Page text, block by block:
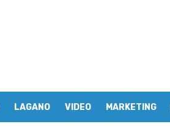
LAGANO VIDEO MARKETING